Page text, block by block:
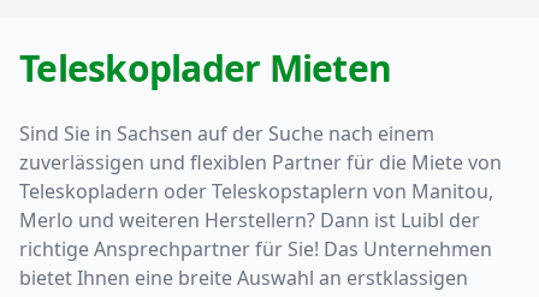
Teleskoplader Mieten
Sind Sie in Sachsen auf der Suche nach einem
zuverlässigen und flexiblen Partner für die Miete von
Teleskopladern oder Teleskopstaplern von Manitou,
Merlo und weiteren Herstellern? Dann ist Luibl der
richtige Ansprechpartner für Sie! Das Unternehmen
bietet Ihnen eine breite Auswahl an erstklassigen